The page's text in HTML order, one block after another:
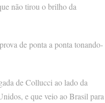
não tirou o brilho da
de ponta a ponta tonando-
de Collucci ao lado da
e que veio ao Brasil para